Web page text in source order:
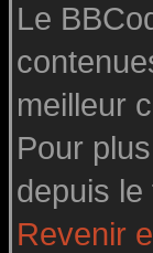
Le
meilleur
Pour
depuis
Revenir